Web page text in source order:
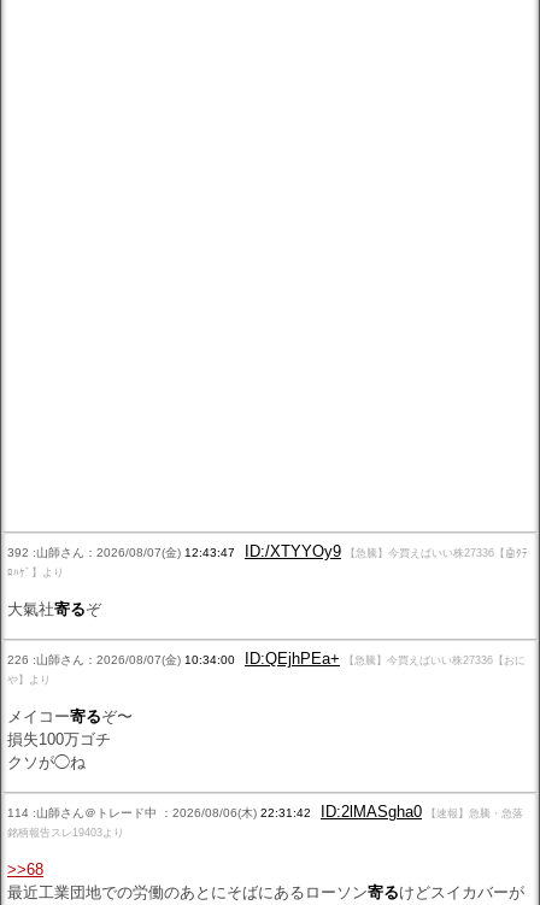
392 :山師さん：2026/08/07(金) 12:43:47 ID:/XTYYOy9
【急騰】今買えばいい株27336【🤖ﾀﾃ
ﾛﾊｹﾞ】より
大氣社寄るぞ
226 :山師さん：2026/08/07(金) 10:34:00 ID:QEjhPEa+
【急騰】今買えばいい株27336【おに
や】より
メイコー寄るぞ〜
損失100万ゴチ
クソが◯ね
114 :山師さん＠トレード中 ：2026/08/06(木) 22:31:42 ID:2lMASgha0
【速報】急騰・急落
銘柄報告スレ19403より
>>68
最近工業団地での労働のあとにそばにあるローソン寄るけどスイカバーが